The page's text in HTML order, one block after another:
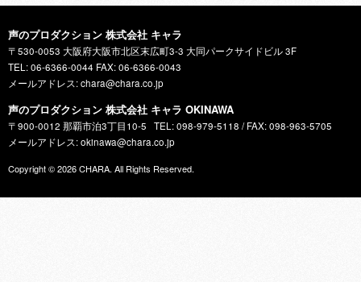
声のプロダクション 株式会社 キャラ
〒530-0053 大阪府大阪市北区末広町3-3 大同パークサイドビル 3F
TEL: 06-6366-0044 FAX: 06-6366-0043
メールアドレス: chara@chara.co.jp
声のプロダクション 株式会社 キャラ OKINAWA
〒900-0012 那覇市泊3丁目10-5
TEL: 098-979-5118 / FAX: 098-963-5705
メールアドレス: okinawa@chara.co.jp
Copyright © 2026CHARA. All Rights Reserved.